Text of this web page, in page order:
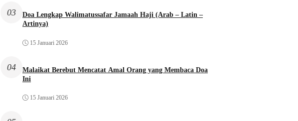
03
Doa Lengkap Walimatussafar Jamaah Haji (Arab – Latin –
Artinya)
15 Januari 2026
04
Malaikat Berebut Mencatat Amal Orang yang Membaca Doa
Ini
15 Januari 2026